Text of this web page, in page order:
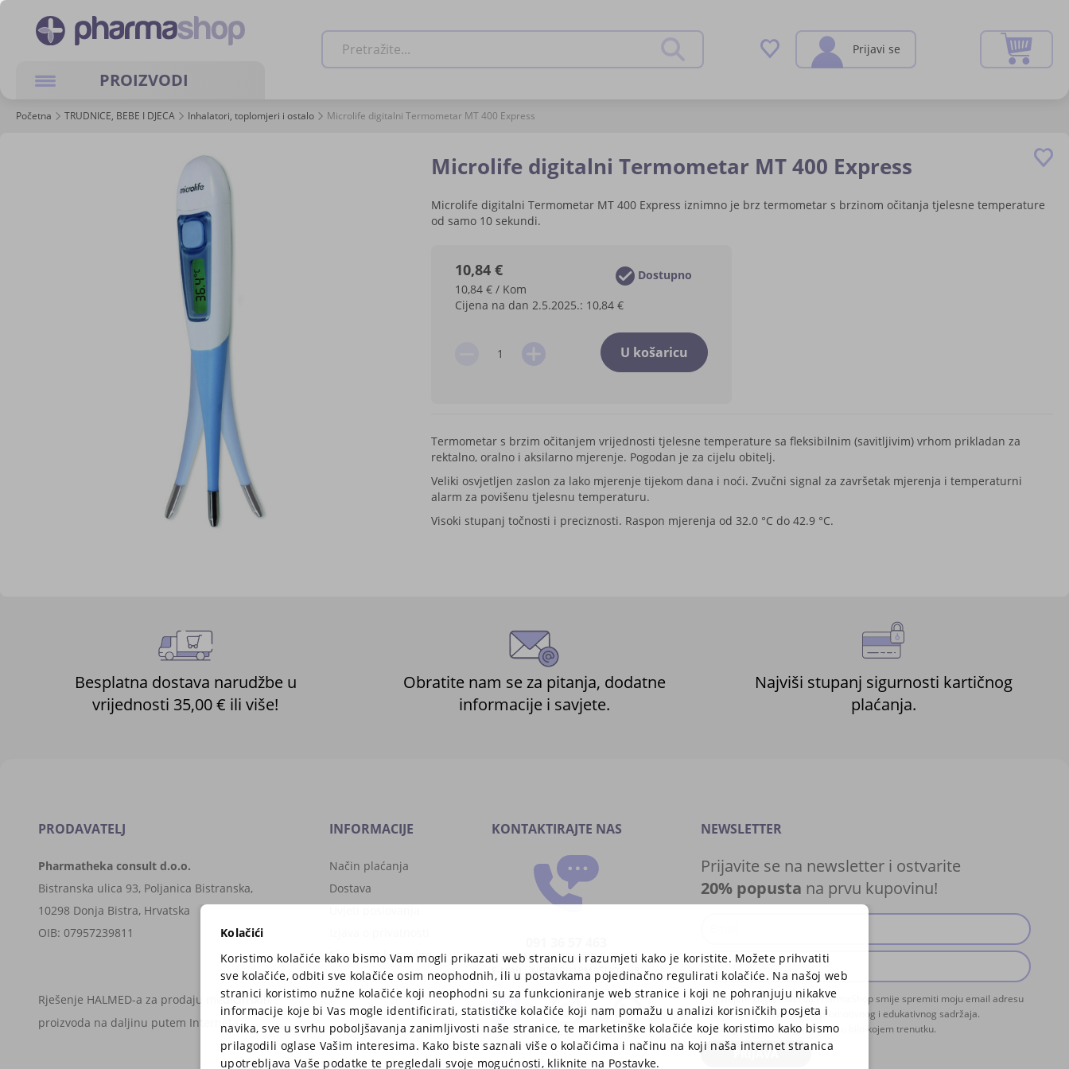
PROIZVODI
Pretraživanje
Preskoči
sadržaj
Prijavi se
Moja
Početna TRUDNICE, BEBE I DJECA Inhalatori, toplomjeri i ostalo Microlife digitalni Termometar MT 400 Express
Microlife digitalni Termometar MT 400 Express
Microlife digitalni Termometar MT 400 Express iznimno je brz termometar s brzinom očitanja tjelesne temperature
od samo 10 sekundi.
Dostupno
10,84 €
10,84 € / Kom
Cijena na dan 2.5.2025.: 10,84 €
U košaricu
Termometar s brzim očitanjem vrijednosti tjelesne temperature sa fleksibilnim (savitljivim) vrhom prikladan za
rektalno, oralno i aksilarno mjerenje. Pogodan je za cijelu obitelj.
Veliki osvjetljen zaslon za lako mjerenje tijekom dana i noći. Zvučni signal za završetak mjerenja i temperaturni
alarm za povišenu tjelesnu temperaturu.
Visoki stupanj točnosti i preciznosti. Raspon mjerenja od 32.0 °C do 42.9 °C.
Besplatna dostava narudžbe u
vrijednosti 35,00 € ili više!
Obratite nam se za pitanja, dodatne
informacije i savjete.
Najviši stupanj sigurnosti kartičnog
plaćanja.
PRODAVATELJ
Pharmatheka consult d.o.o.
Bistranska ulica 93, Poljanica Bistranska,
10298 Donja Bistra, Hrvatska
OIB: 07957239811
Rješenje HALMED-a za prodaju medicinskih
proizvoda na daljinu putem Interneta
INFORMACIJE
Način plaćanja
Dostava
Sigurnost kupovine
Newsletter
KONTAKTIRAJTE NAS
RADNIM DANOM OD 8-15 H
E-MAIL:INFO@PHARMASHOP.HR
NEWSLETTER
Prijavite se na newsletter i ostvarite
20% popusta na prvu kupovinu!
Dajem suglasnost da PharmaShop smije spremiti moju email adresu
u svrhu slanja newslettera promotivnog i edukativnog sadržaja.
Razumijem da se mogu odjaviti u bilo kojem trenutku.
PRIJAVA
Kolačići
Koristimo kolačiće kako bismo Vam mogli prikazati web stranicu i razumjeti kako je koristite. Možete prihvatiti
sve kolačiće, odbiti sve kolačiće osim neophodnih, ili u postavkama pojedinačno regulirati kolačiće. Na našoj web
stranici koristimo nužne kolačiće koji neophodni su za funkcioniranje web stranice i koji ne pohranjuju nikakve
informacije koje bi Vas mogle identificirati, statističke kolačiće koji nam pomažu u analizi korisničkih posjeta i
navika, sve u svrhu poboljšavanja zanimljivosti naše stranice, te marketinške kolačiće koje koristimo kako bismo
prilagodili oglase Vašim interesima. Kako biste saznali više o kolačićima i načinu na koji naša internet stranica
upotrebljava Vaše podatke te pregledali svoje mogućnosti, kliknite na Postavke.